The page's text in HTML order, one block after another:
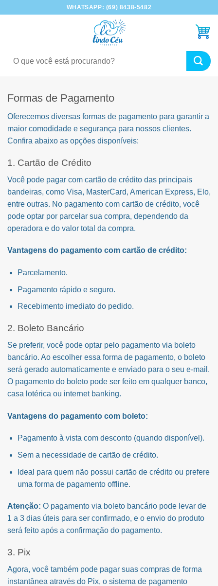
WHATSAPP: (69) 8438-5482
Pesquisar
Formas de Pagamento
Oferecemos diversas formas de pagamento para garantir a
maior comodidade e segurança para nossos clientes.
Confira abaixo as opções disponíveis:
1. Cartão de Crédito
Você pode pagar com cartão de crédito das principais
bandeiras, como Visa, MasterCard, American Express, Elo,
entre outras. No pagamento com cartão de crédito, você
pode optar por parcelar sua compra, dependendo da
operadora e do valor total da compra.
Vantagens do pagamento com cartão de crédito:
Parcelamento.
Pagamento rápido e seguro.
Recebimento imediato do pedido.
2. Boleto Bancário
Se preferir, você pode optar pelo pagamento via boleto
bancário. Ao escolher essa forma de pagamento, o boleto
será gerado automaticamente e enviado para o seu e-mail.
O pagamento do boleto pode ser feito em qualquer banco,
casa lotérica ou internet banking.
Vantagens do pagamento com boleto:
Pagamento à vista com desconto (quando disponível).
Sem a necessidade de cartão de crédito.
Ideal para quem não possui cartão de crédito ou prefere
uma forma de pagamento offline.
Atenção: O pagamento via boleto bancário pode levar de
1 a 3 dias úteis para ser confirmado, e o envio do produto
será feito após a confirmação do pagamento.
3. Pix
Agora, você também pode pagar suas compras de forma
instantânea através do Pix, o sistema de pagamento